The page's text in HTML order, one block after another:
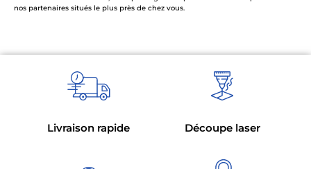
nos partenaires situés le plus près de chez vous.
Livraison rapide Découpe laser